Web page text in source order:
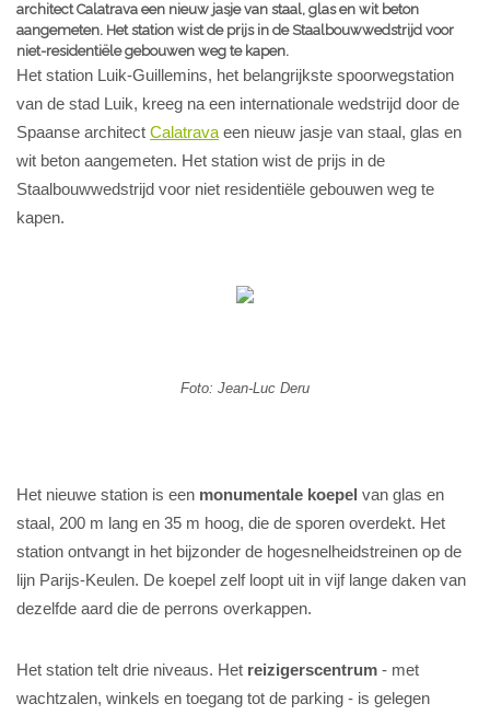
architect Calatrava een nieuw jasje van staal, glas en wit beton
aangemeten. Het station wist de prijs in de Staalbouwwedstrijd voor
niet-residentiële gebouwen weg te kapen.
Het station Luik-Guillemins, het belangrijkste spoorwegstation
van de stad Luik, kreeg na een internationale wedstrijd door de
Spaanse architect Calatrava een nieuw jasje van staal, glas en
wit beton aangemeten. Het station wist de prijs in de
Staalbouwwedstrijd voor niet residentiële gebouwen weg te
kapen.
Foto: Jean-Luc Deru
Het nieuwe station is een monumentale koepel van glas en
staal, 200 m lang en 35 m hoog, die de sporen overdekt. Het
station ontvangt in het bijzonder de hogesnelheidstreinen op de
lijn Parijs-Keulen. De koepel zelf loopt uit in vijf lange daken van
dezelfde aard die de perrons overkappen.
Het station telt drie niveaus. Het reizigerscentrum - met
wachtzalen, winkels en toegang tot de parking - is gelegen